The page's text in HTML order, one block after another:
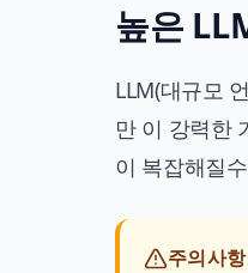
높은
LLM(대규모
만 이 강력한
이 복잡해질
주의사항